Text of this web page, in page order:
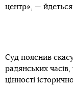
центр», — йдеться
Суд пояснив
радянських часів,
цінності